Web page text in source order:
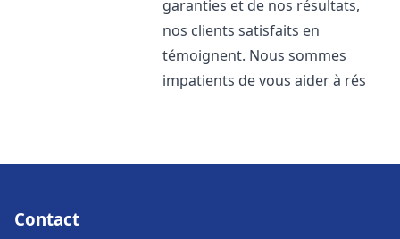
garanties et de nos résultats,
nos clients satisfaits en
témoignent. Nous sommes
impatients de vous aider à rés
Contact